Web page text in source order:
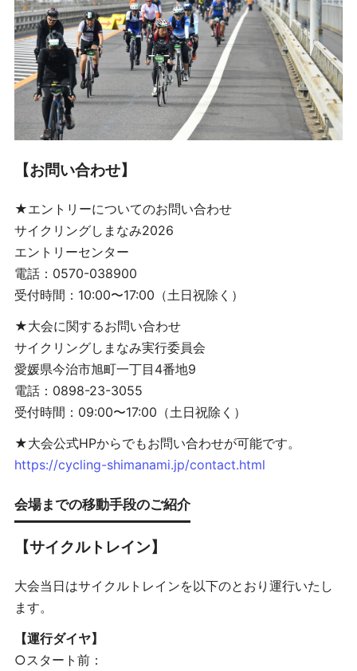
【お問い合わせ】
★エントリーについてのお問い合わせ
サイクリングしまなみ2026
エントリーセンター
電話：0570-038900
受付時間：10:00〜17:00（土日祝除く）
★大会に関するお問い合わせ
サイクリングしまなみ実行委員会
愛媛県今治市旭町一丁目4番地9
電話：0898-23-3055
受付時間：09:00〜17:00（土日祝除く）
★大会公式HPからでもお問い合わせが可能です。
https://cycling-shimanami.jp/contact.html
会場までの移動手段のご紹介
【サイクルトレイン】
大会当日はサイクルトレインを以下のとおり運行いたし
ます。
【運行ダイヤ】
○スタート前：